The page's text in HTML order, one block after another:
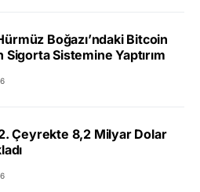
Boğazı’ndaki Bitcoin
Sigorta Sistemine Yaptırım
Çeyrekte 8,2 Milyar Dolar